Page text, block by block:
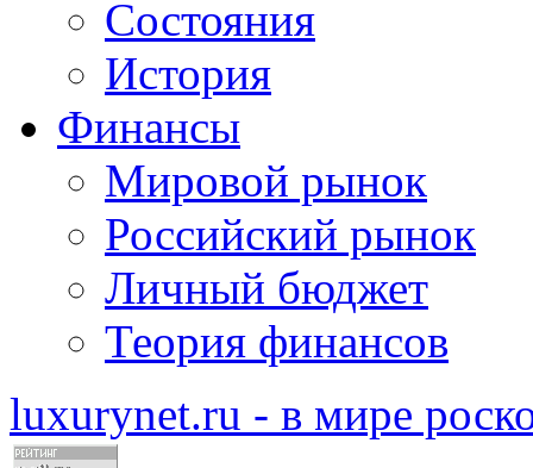
Состояния
История
Финансы
Мировой рынок
Российский рынок
Личный бюджет
Теория финансов
luxurynet.ru - в мире